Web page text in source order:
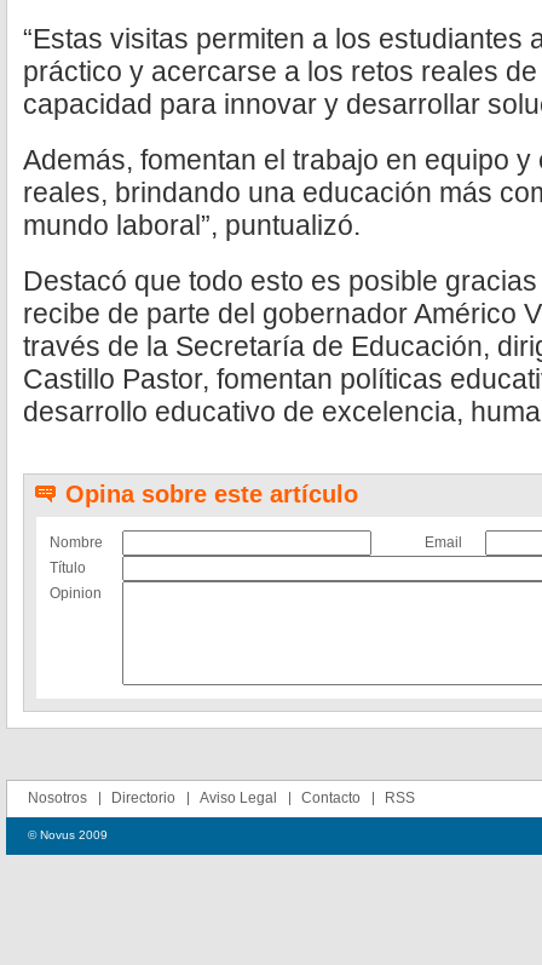
“Estas visitas permiten a los estudiantes
práctico y acercarse a los retos reales
capacidad para innovar y desarrollar
Además, fomentan el trabajo en equipo
reales, brindando una educación más
mundo laboral”, puntualizó.
Destacó que todo esto es posible
recibe de parte del gobernador Américo
través de la Secretaría de Educación,
Castillo Pastor, fomentan políticas
desarrollo educativo de excelencia,
Opina sobre este artículo
Nombre
Email
Título
Opinion
Nosotros Directorio Aviso Legal Contacto RSS
© Novus 2009